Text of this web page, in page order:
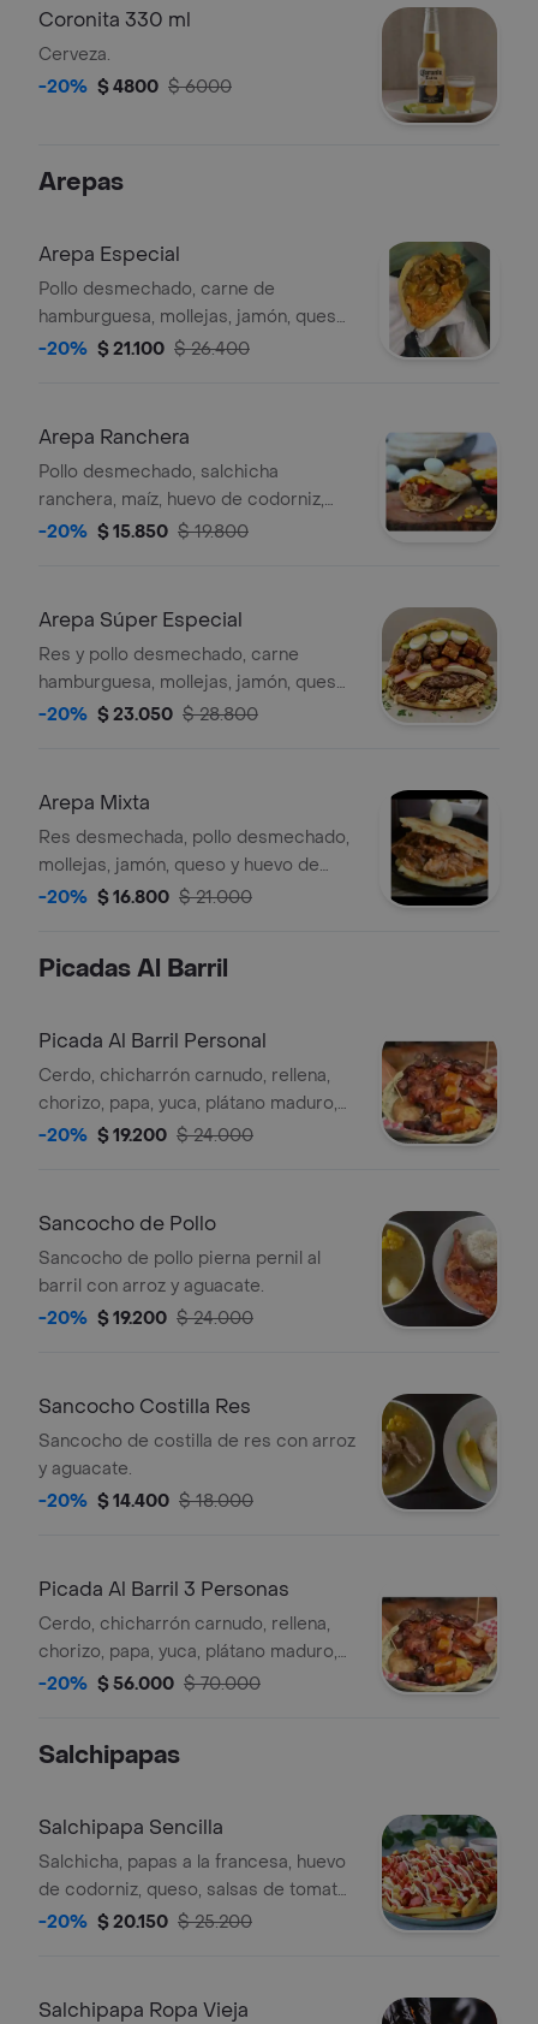
Coronita 330 ml
Cerveza.
-20% $ 4800 $ 6000
Arepas
Arepa Especial
Pollo desmechado, carne de
hamburguesa, mollejas, jamón, queso
y huevo de codorniz.
-20% $ 21.100 $ 26.400
Arepa Ranchera
Pollo desmechado, salchicha
ranchera, maíz, huevo de codorniz,
jamón y queso.
-20% $ 15.850 $ 19.800
Arepa Súper Especial
Res y pollo desmechado, carne
hamburguesa, mollejas, jamón, queso,
maduro, chicharrón, huevo codorniz.
-20% $ 23.050 $ 28.800
Arepa Mixta
Res desmechada, pollo desmechado,
mollejas, jamón, queso y huevo de
codorniz.
-20% $ 16.800 $ 21.000
Picadas Al Barril
Picada Al Barril Personal
Cerdo, chicharrón carnudo, rellena,
chorizo, papa, yuca, plátano maduro,
guacamole.
-20% $ 19.200 $ 24.000
Sancocho de Pollo
Sancocho de pollo pierna pernil al
barril con arroz y aguacate.
-20% $ 19.200 $ 24.000
Sancocho Costilla Res
Sancocho de costilla de res con arroz
y aguacate.
-20% $ 14.400 $ 18.000
Picada Al Barril 3 Personas
Cerdo, chicharrón carnudo, rellena,
chorizo, papa, yuca, plátano maduro,
guacamole.
-20% $ 56.000 $ 70.000
Salchipapas
Salchipapa Sencilla
Salchicha, papas a la francesa, huevo
de codorniz, queso, salsas de tomate
y mayonesa.
-20% $ 20.150 $ 25.200
Salchipapa Ropa Vieja